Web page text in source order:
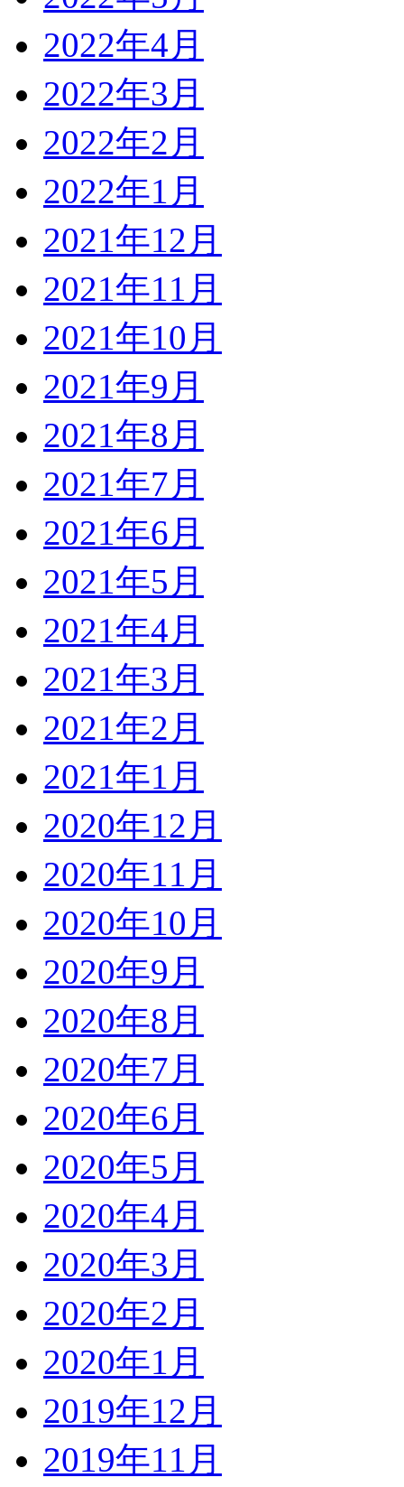
2022年4月
2022年3月
2022年2月
2022年1月
2021年12月
2021年11月
2021年10月
2021年9月
2021年8月
2021年7月
2021年6月
2021年5月
2021年4月
2021年3月
2021年2月
2021年1月
2020年12月
2020年11月
2020年10月
2020年9月
2020年8月
2020年7月
2020年6月
2020年5月
2020年4月
2020年3月
2020年2月
2020年1月
2019年12月
2019年11月